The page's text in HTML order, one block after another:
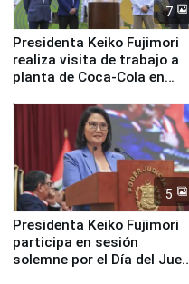
7
Presidenta Keiko Fujimori
realiza visita de trabajo a
planta de Coca-Cola en
5
Presidenta Keiko Fujimori
participa en sesión
solemne por el Día del Juez